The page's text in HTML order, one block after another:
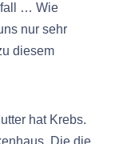
… Wie
nur sehr
diesem
hat Krebs.
Die die